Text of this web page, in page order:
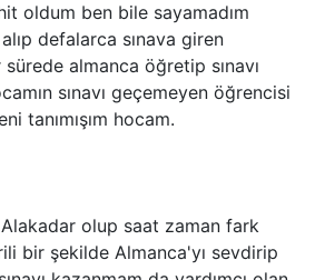
oldum ben bile sayamadım
defalarca sınava giren
almanca öğretip sınavı
sınavı geçemeyen öğrencisi
tanımışım hocam.
olup saat zaman fark
bir şekilde Almanca'yı sevdirip